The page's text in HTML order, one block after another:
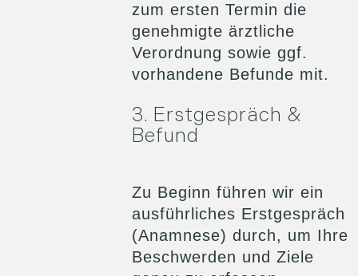
zum ersten Termin die
genehmigte ärztliche
Verordnung sowie ggf.
vorhandene Befunde mit.
3. Erstgespräch &
Befund
Zu Beginn führen wir ein
ausführliches Erstgespräch
(Anamnese) durch, um Ihre
Beschwerden und Ziele